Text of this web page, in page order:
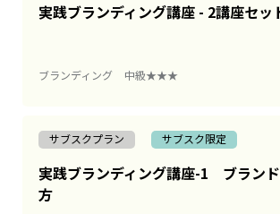
実践ブランディング講座 - 2講座セッ
ブランディング 中級★★★
サブスクプラン サブスク限定
実践ブランディング講座-1 ブラン
方